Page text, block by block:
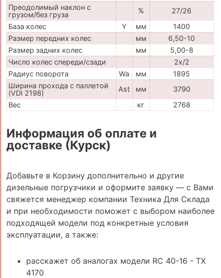
Преодолимый наклон с
грузом/без груза
%
27/26
База колес
Y мм
1400
Размер передних колес
мм
6,50-10
Размер задних колес
мм
5,00-8
Число колес спереди/сзади
2x/2
Радиус поворота
Wa мм
1895
Ширина прохода с паллетой
(VDI 2198)
Ast мм
3790
Вес
кг 2768
Информация об оплате и
доставке (Курск)
Добавьте в Корзину дополнительно и другие
дизельные погрузчики и оформите заявку — с Вами
свяжется менеджер компании Техника Для Склада
и при необходимости поможет с выбором наиболее
подходящей модели под конкретные условия
эксплуатации, а также:
расскажет об аналогах модели RC 40-16 - TX
4170